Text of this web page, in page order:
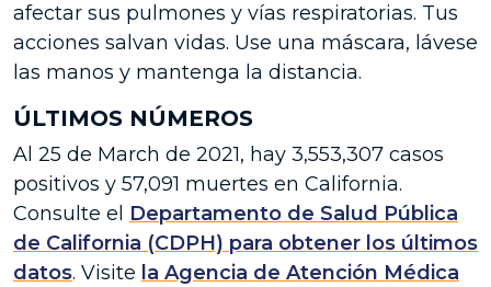
afectar sus pulmones y vías respiratorias. Tus
acciones salvan vidas. Use una máscara, lávese
las manos y mantenga la distancia.
ÚLTIMOS NÚMEROS
Al 25 de March de 2021, hay 3,553,307 casos
positivos y 57,091 muertes en California.
Consulte el Departamento de Salud Pública
de California (CDPH) para obtener los últimos
datos. Visite la Agencia de Atención Médica